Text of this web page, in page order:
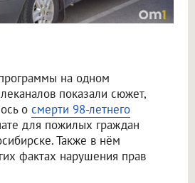
на одном
показали сюжет,
о смерти 98-летнего
для пожилых граждан
Также в нём
фактах нарушения прав